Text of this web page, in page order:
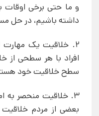
و ما حتی برخی اوقات
داشته باشیم، در حل
2. خلاقیت یک مهارت
افراد با هر سطحی از
سطح خلاقیت خود
3. خلاقیت منحصر
بعضی از مردم